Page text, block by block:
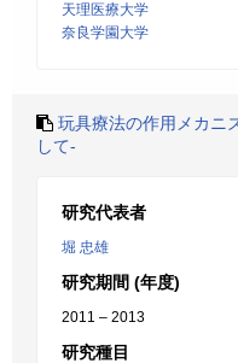
天理医療大学
奈良学園大学
玩具療法の作用メカニ
して‐
研究代表者
堀 忠雄
研究期間 (年度)
2011 – 2013
研究種目